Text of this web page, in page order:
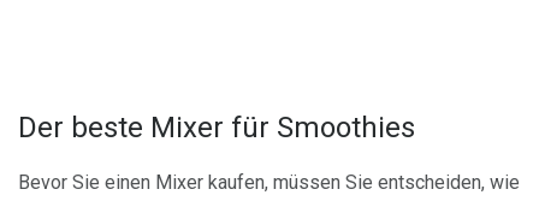
Der beste Mixer für Smoothies
Bevor Sie einen Mixer kaufen, müssen Sie entscheiden, wie